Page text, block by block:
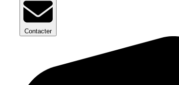
Contacter